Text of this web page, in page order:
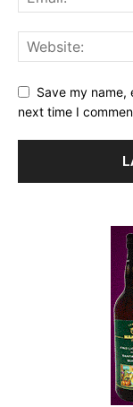
Save my name,
next time I